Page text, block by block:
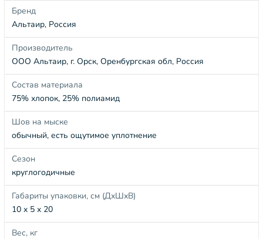
Бренд
Альтаир, Россия
Производитель
ООО Альтаир, г. Орск, Оренбургская обл, Россия
Состав материала
75% хлопок, 25% полиамид
Шов на мыске
обычный, есть ощутимое уплотнение
Сезон
круглогодичные
Габариты упаковки, см (ДхШхВ)
10 x 5 x 20
Вес, кг